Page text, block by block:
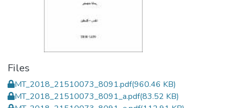
Files
MT_2018_21510073_8091.pdf(960.46 KB)
MT_2018_21510073_8091_a.pdf(83.52 KB)